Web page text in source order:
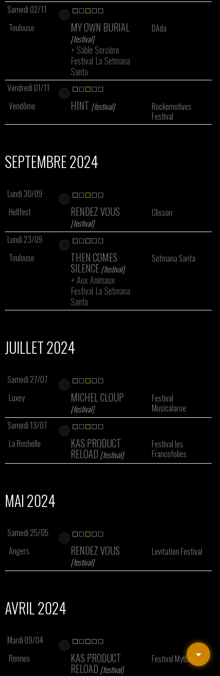
Samedi 02/11
Toulouse
MY OWN BURIAL
[festival]
+ Sable Sorcière
Festival La Setmana
Santa
DAda
Vendredi 01/11
Vendôme
HINT [festival]
Rockomotives
Festival
SEPTEMBRE 2024
Lundi 30/09
Hellfest
RENDEZ VOUS
[festival]
Clisson
Lundi 23/09
Toulouse
THEN COMES
SILENCE [festival]
+ Aux Animaux
Festival La Setmana
Santa
Setmana Santa
JUILLET 2024
Samedi 27/07
Luxey
MICHEL CLOUP
[festival]
Festival
Musicalarue
Samedi 13/07
La Rochelle
KAS PRODUCT
RELOAD [festival]
Festival les
Francofolies
MAI 2024
Samedi 25/05
Angers
RENDEZ VOUS
[festival]
Levitation Festival
AVRIL 2024
Mardi 09/04
Rennes
KAS PRODUCT
RELOAD [festival]
Festival Mythos